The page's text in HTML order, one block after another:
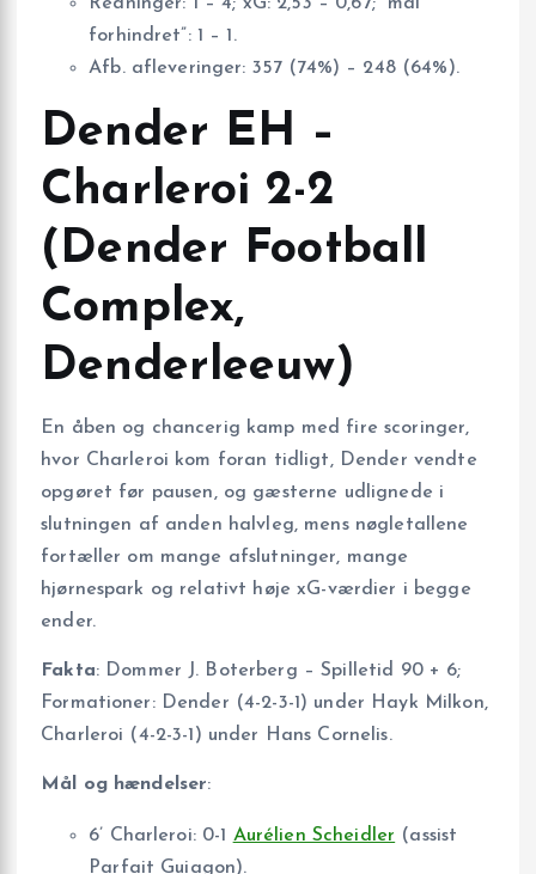
Redninger: 1 – 4; xG: 2,53 – 0,67; ”mål
forhindret”: 1 – 1.
Afb. afleveringer: 357 (74%) – 248 (64%).
Dender EH –
Charleroi 2-2
(Dender Football
Complex,
Denderleeuw)
En åben og chancerig kamp med fire scoringer,
hvor Charleroi kom foran tidligt, Dender vendte
opgøret før pausen, og gæsterne udlignede i
slutningen af anden halvleg, mens nøgletallene
fortæller om mange afslutninger, mange
hjørnespark og relativt høje xG-værdier i begge
ender.
Fakta: Dommer J. Boterberg – Spilletid 90 + 6;
Formationer: Dender (4-2-3-1) under Hayk Milkon,
Charleroi (4-2-3-1) under Hans Cornelis.
Mål og hændelser:
6’ Charleroi: 0-1 Aurélien Scheidler (assist
Parfait Guiagon).